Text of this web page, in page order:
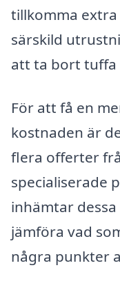
tillkomma
särskild
att ta bort tuffa
För att få en
kostnaden är
flera offerter
specialiserade
inhämtar
jämföra vad
några punkter